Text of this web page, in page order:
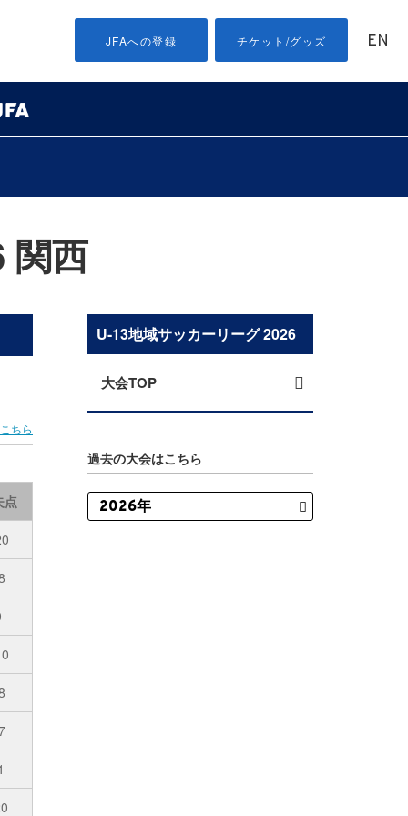
JFAへの登録 チケット/グッズ EN
関西
ちら
点
U-13地域サッカーリーグ 2026
大会TOP
過去の大会はこちら